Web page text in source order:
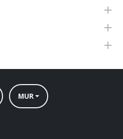
MUR